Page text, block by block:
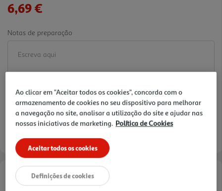
translúcido.
6,69 €
Notas de preparação
Informações de Marketing
Ao clicar em "Aceitar todos os cookies", concorda com o
armazenamento de cookies no seu dispositivo para melhorar
a navegação no site, analisar a utilização do site e ajudar nas
nossas iniciativas de marketing. Política de Cookies
Aceitar todos os cookies
Definições de cookies